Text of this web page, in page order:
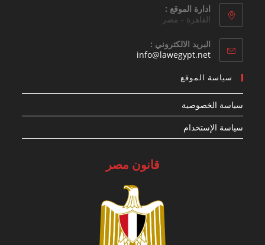
ادارة الموقع :
القاهرة - مصر
البريد الالكتروني :
info@lawegypt.net
سياسة الموقع
سياسة الخصوصية
سياسة الإستخدام
قانون مصر